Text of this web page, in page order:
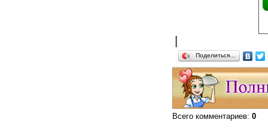
Поделиться…
Всего комментариев: 0